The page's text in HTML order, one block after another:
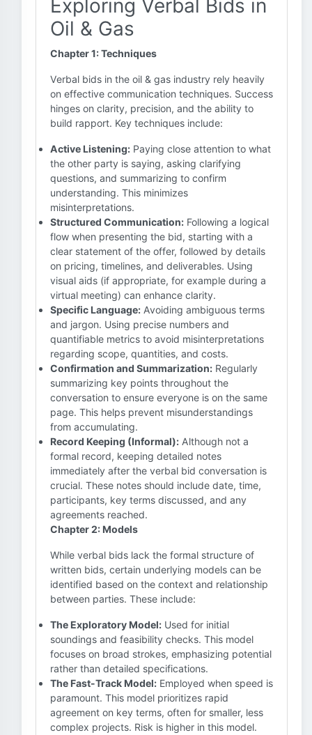
Exploring Verbal Bids in
Oil & Gas
Chapter 1: Techniques
Verbal bids in the oil & gas industry rely heavily
on effective communication techniques. Success
hinges on clarity, precision, and the ability to
build rapport. Key techniques include:
Active Listening: Paying close attention to what
the other party is saying, asking clarifying
questions, and summarizing to confirm
understanding. This minimizes
misinterpretations.
Structured Communication: Following a logical
flow when presenting the bid, starting with a
clear statement of the offer, followed by details
on pricing, timelines, and deliverables. Using
visual aids (if appropriate, for example during a
virtual meeting) can enhance clarity.
Specific Language: Avoiding ambiguous terms
and jargon. Using precise numbers and
quantifiable metrics to avoid misinterpretations
regarding scope, quantities, and costs.
Confirmation and Summarization: Regularly
summarizing key points throughout the
conversation to ensure everyone is on the same
page. This helps prevent misunderstandings
from accumulating.
Record Keeping (Informal): Although not a
formal record, keeping detailed notes
immediately after the verbal bid conversation is
crucial. These notes should include date, time,
participants, key terms discussed, and any
agreements reached.
Chapter 2: Models
While verbal bids lack the formal structure of
written bids, certain underlying models can be
identified based on the context and relationship
between parties. These include:
The Exploratory Model: Used for initial
soundings and feasibility checks. This model
focuses on broad strokes, emphasizing potential
rather than detailed specifications.
The Fast-Track Model: Employed when speed is
paramount. This model prioritizes rapid
agreement on key terms, often for smaller, less
complex projects. Risk is higher in this model.